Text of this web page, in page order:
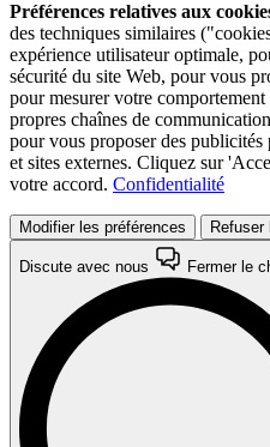
Préférences relatives aux
des techniques similaires
expérience utilisateur optimale,
sécurité du site Web, pour vous
pour mesurer votre
propres chaînes de
pour vous proposer des publicités
et sites externes. Cliquez sur
votre accord. Confidentialité
Modifier les préférences
Discute avec nous Fermer le